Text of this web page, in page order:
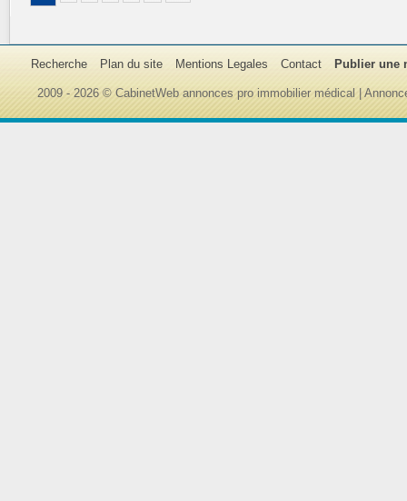
Recherche Plan du site Mentions Legales Contact Publier une
2009 - 2026 © CabinetWeb annonces pro immobilier médical |